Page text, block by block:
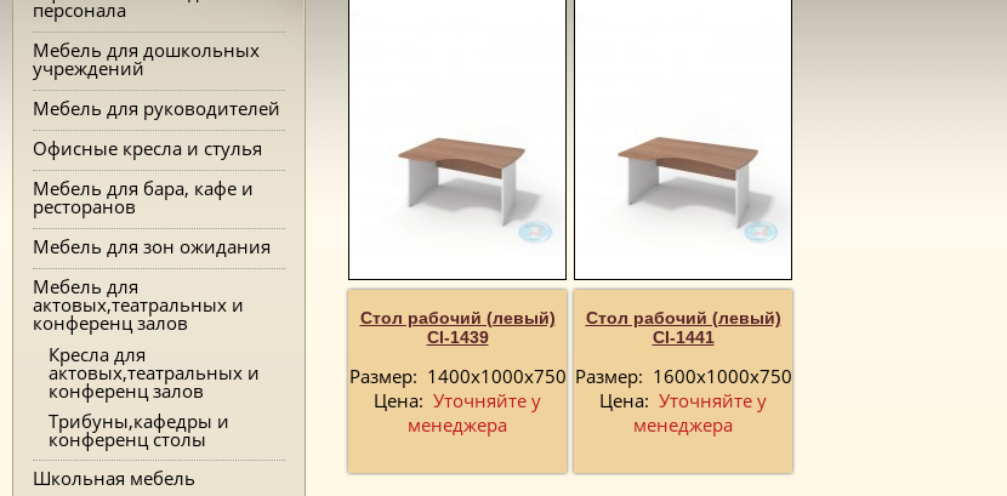
персонала
Мебель для дошкольных
учреждений
Мебель для руководителей
Офисные кресла и стулья
Мебель для бара, кафе и
ресторанов
Мебель для зон ожидания
Мебель для
актовых,театральных и
конференц залов
Кресла для
актовых,театральных и
конференц залов
Трибуны,кафедры и
конференц столы
Школьная мебель
Стол рабочий (левый)
CI-1439
Размер: 1400x1000x750
Цена: Уточняйте у
менеджера
Стол рабочий (левый)
CI-1441
Размер: 1600х1000х750
Цена: Уточняйте у
менеджера